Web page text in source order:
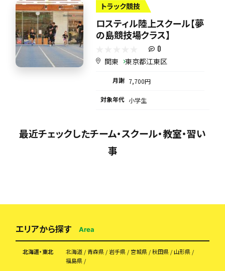
トラック競技
ロスティル陸上スクール【夢
の島競技場クラス】
0
関東 東京都江東区
月謝 7,700円
対象年代 小学生
最近チェックしたチーム・スクール・教室・習い
事
エリアから探す Area
北海道・東北 北海道 青森県 岩手県 宮城県 秋田県
山形県
福島県